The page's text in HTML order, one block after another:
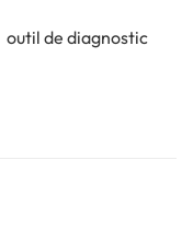
outil de diagnostic